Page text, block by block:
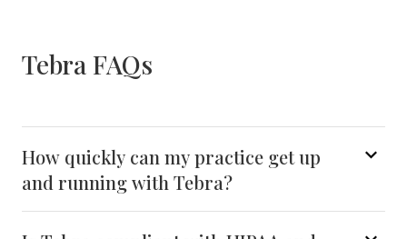
Tebra FAQs
How quickly can my practice get up
and running with Tebra?